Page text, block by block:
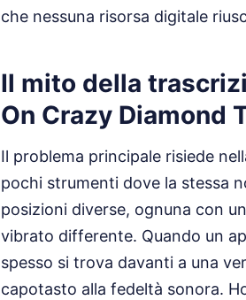
che nessuna risorsa digitale
Il mito della
On Crazy Diamond
Il problema principale risiede
pochi strumenti dove la stessa
posizioni diverse, ognuna con
vibrato differente. Quando un
spesso si trova davanti a una
capotasto alla fedeltà sonora.